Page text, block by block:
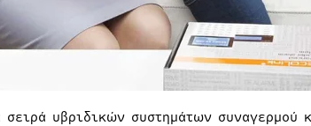
υβριδικών συστημάτων συναγερμού